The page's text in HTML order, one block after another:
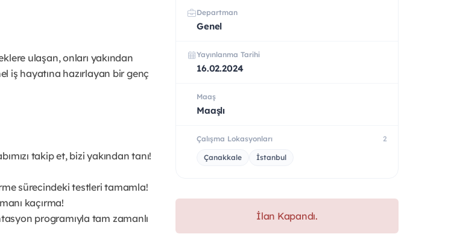
ulaşan, onları yakından
iş hayatına hazırlayan bir genç
takip et, bizi yakından tanı!
sürecindeki testleri tamamla!
kaçırma!
programıyla tam zamanlı
Departman
Genel
Yayınlanma Tarihi
16.02.2024
Maaş
Maaşlı
Çalışma Lokasyonları 2
Çanakkale İstanbul
İlan Kapandı.